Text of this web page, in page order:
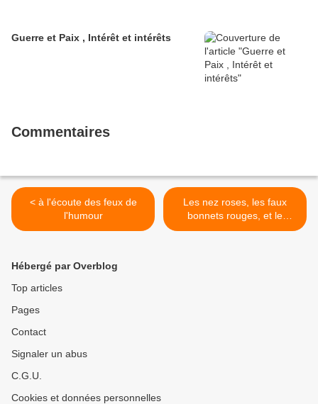
Guerre et Paix , Intérêt et intérêts
Commentaires
< à l'écoute des feux de
l'humour
Les nez roses, les faux
bonnets rouges, et le
propos imbéciles >
Hébergé par Overblog
Top articles
Pages
Contact
Signaler un abus
C.G.U.
Cookies et données personnelles